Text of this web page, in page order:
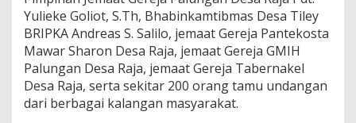
r
d
a
n
U
m
Yulieke Goliot, S.Th, Bhabinkamtibmas Desa Tiley
BRIPKA Andreas S. Salilo, jemaat Gereja Pantekosta
Mawar Sharon Desa Raja, jemaat Gereja GMIH
Palungan Desa Raja, jemaat Gereja Tabernakel
Desa Raja, serta sekitar 200 orang tamu undangan
dari berbagai kalangan masyarakat.